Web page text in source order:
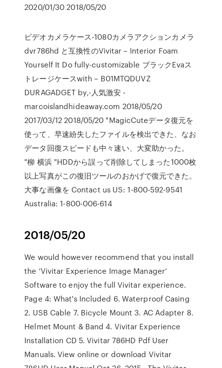
2020/01/30 2018/05/20
ビデオカメラケース-1080カメラアクションカメラ
dvr786hd と互換性のVivitar – Interior Foam
Yourself It Do fully-customizable ブラックEvaス
トレージケースwith – B01MTQDUVZ
DURAGADGET by,-人気激安 -
marcoislandhideaway.com 2018/05/20
2017/03/12 2018/05/20 "MagicCuteデータ復元を
使って、早速紛失したファイルを検出できた、なお
データ回復スピードも中々速い、大変助かった。
"柳 横浜 "HDDから誤って削除してしまった1000枚
以上写真がこの復旧ツールのおかげで復元できた。
大事な画像を Contact us US: 1-800-592-9541
Australia: 1-800-006-614
2018/05/20
We would however recommend that you install
the ‘Vivitar Experience Image Manager’
Software to enjoy the full Vivitar experience.
Page 4: What's Included 6. Waterproof Casing
2. USB Cable 7. Bicycle Mount 3. AC Adapter 8.
Helmet Mount & Band 4. Vivitar Experience
Installation CD 5. Vivitar 786HD Pdf User
Manuals. View online or download Vivitar